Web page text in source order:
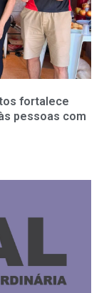
fortalece
pessoas com